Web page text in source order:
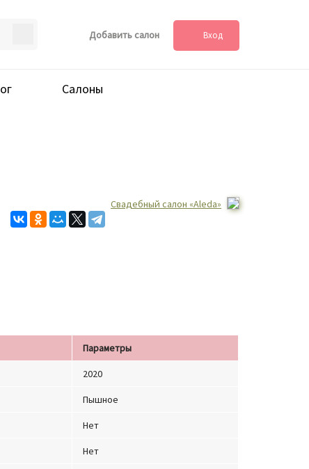
Добавить салон Вход
Салоны
Свадебный салон «Aleda»
Параметры
2020
Пышное
Нет
Нет